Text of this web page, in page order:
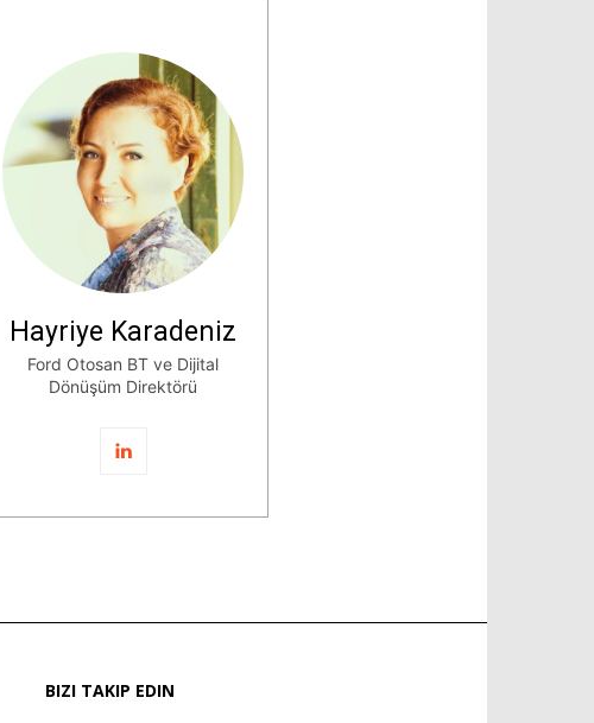
Hayriye Karadeniz
Ford Otosan BT ve Dijital
Dönüşüm Direktörü
BIZI TAKIP EDIN